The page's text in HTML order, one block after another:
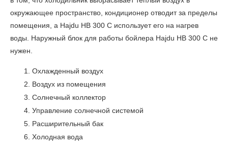
окружающее пространство, кондиционер отводит за пределы
помещения, а Hajdu HB 300 C использует его на нагрев
воды. Наружный блок для работы бойлера Hajdu HB 300 C не
нужен.
Охлажденный воздух
Воздух из помещения
Солнечный коллектор
Управление солнечной системой
Расширительный бак
Холодная вода